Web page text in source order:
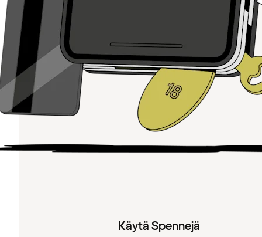
Käytä Spennejä